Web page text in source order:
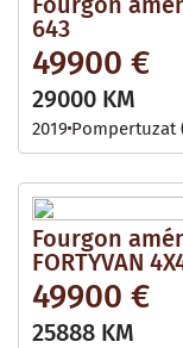
643
49900 €
29000 KM
2019 Pompertuzat
Fourgon
FORTYVAN
49900 €
25888 KM